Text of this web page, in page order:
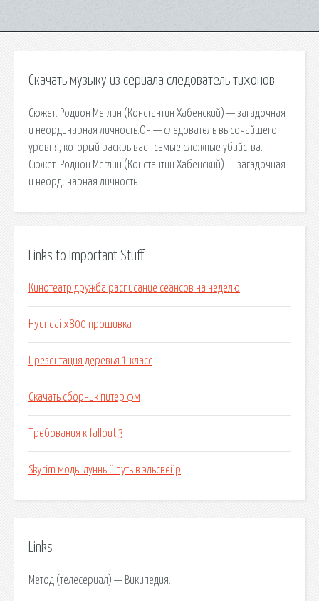
Скачать музыку из сериала следователь тихонов
Сюжет. Родион Меглин (Константин Хабенский) — загадочная
и неординарная личность.Он — следователь высочайшего
уровня, который раскрывает самые сложные убийства.
Сюжет. Родион Меглин (Константин Хабенский) — загадочная
и неординарная личность.
Links to Important Stuff
Кинотеатр дружба расписание сеансов на неделю
Hyundai x800 прошивка
Презентация деревья 1 класс
Скачать сборник питер фм
Требования к fallout 3
Skyrim моды лунный путь в эльсвейр
Links
Метод (телесериал) — Википедия.